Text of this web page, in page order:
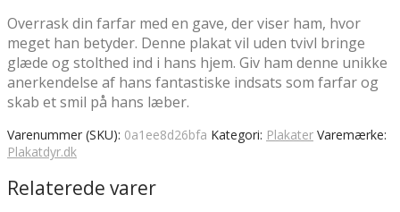
Overrask din farfar med en gave, der viser ham, hvor
meget han betyder. Denne plakat vil uden tvivl bringe
glæde og stolthed ind i hans hjem. Giv ham denne unikke
anerkendelse af hans fantastiske indsats som farfar og
skab et smil på hans læber.
Varenummer (SKU): 0a1ee8d26bfa Kategori: Plakater Varemærke:
Plakatdyr.dk
Relaterede varer